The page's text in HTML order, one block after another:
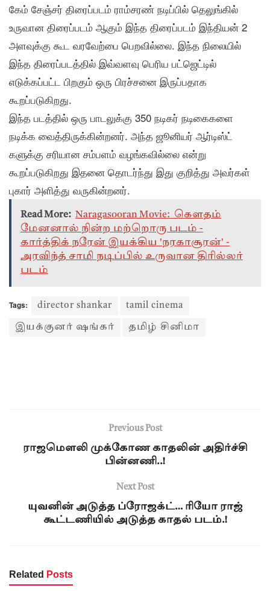
கேம் சேஞ்சர் திரைப்படம் ராம்சரண் நடிப்பில் தெலுங்கில்
உருவான திரைப்படம் ஆகும் இந்த திரைப்படம் இந்தியன் 2
அளவுக்கு கூட வரவேற்பை பெறவில்லை. இந்த நிலையில்
இந்த திரைப்படத்தில் இவ்வளவு பெரிய பட்ஜெட்டில்
எடுக்கப்பட்ட பிறகும் ஒரு பிரச்சனை இருப்பதாக
கூறப்படுகிறது.
இந்த படத்தில் ஒரு பாடலுக்கு 350 நடிகர் நடிகைகளை
நடிக்க வைத்திருக்கின்றனர். அந்த ஜூனியர் ஆர்டிஸ்ட்
களுக்கு சரியான சம்பளம் வழங்கவில்லை என்று
கூறப்படுகிறது இதனை தொடர்ந்து இது குறித்து அவர்கள்
புகார் அளித்து வருகின்றனர்.
Read More: Naragasooran Movie: கௌதம்
மேனனால் நின்ற மற்றொரு படம் -
கார்த்திக் நரேன் இயக்கிய 'நரகாசூரன்' -
அரவிந்த் சாமி நடிப்பில் உருவான திரில்லர்
படம்
Tags: director shankar tamil cinema
இயக்குனர் ஷங்கர் தமிழ் சினிமா
Previous Post
ராஜமௌலி முக்கோண காதலின் அதிர்ச்சி
பின்னணி..!
Next Post
யுவனின் அடுத்த ப்ரோஜக்ட்… ரியோ ராஜ்
கூட்டணியில் அடுத்த காதல் படம்.!
Related Posts